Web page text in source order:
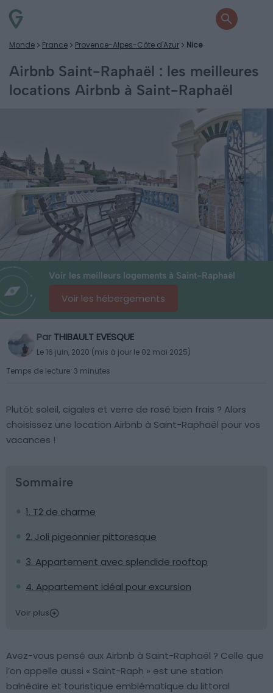
Monde France Provence-Alpes-Côte d'Azur Nice
Airbnb Saint-Raphaël : les meilleures
locations Airbnb à Saint-Raphaël
Voir les meilleurs logements à Saint-Raphaël
Voir les hébergements
Par THIBAULT EVESQUE
Le 16 juin, 2020 (mis à jour le 02 mai 2025)
Temps de lecture: 3 minutes
Plutôt soleil, cigales et verre de rosé bien frais ? Alors
choisissez une location Airbnb à Saint-Raphaël pour vos
vacances !
Sommaire
1. T2 de charme
2. Joli pigeonnier pittoresque
3. Appartement avec splendide rooftop
4. Appartement idéal pour excursion
Voir plus
Avez-vous pensé aux Airbnb à Saint-Raphaël ? Celle que
l’on appelle aussi « Saint-Raph » est une station
balnéaire et touristique emblématique du littoral